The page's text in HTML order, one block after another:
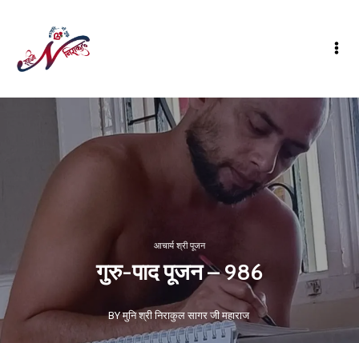
आचार्य श्री पूजन
गुरु-पाद पूजन – 986
BY मुनि श्री निराकुल सागर जी महाराज